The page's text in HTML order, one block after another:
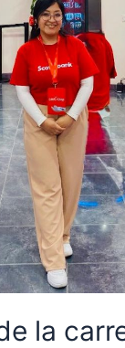
la